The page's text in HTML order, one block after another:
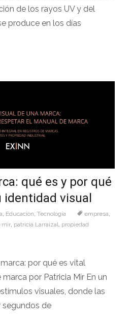
de los rayos UV y del
produce en los días
qué es y por qué
identidad visual
Educaciòn Tecnologìa empresa
mir patricia Larraizal propiedad
por qué es vital
por Patricia Mir En un
visuales, donde las
de